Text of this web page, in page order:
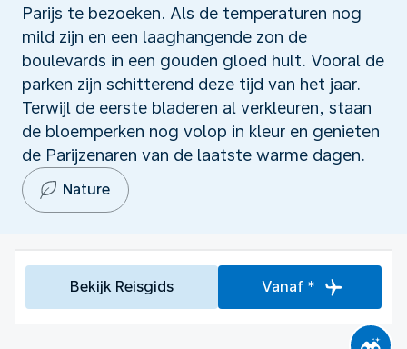
Parijs te bezoeken. Als de temperaturen nog
mild zijn en een laaghangende zon de
boulevards in een gouden gloed hult. Vooral de
parken zijn schitterend deze tijd van het jaar.
Terwijl de eerste bladeren al verkleuren, staan
de bloemperken nog volop in kleur en genieten
de Parijzenaren van de laatste warme dagen.
Nature
Bekijk Reisgids Vanaf *